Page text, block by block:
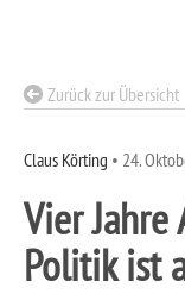
Zurück zur Übersicht
Claus Körting • 24.
Vier
Politik ist